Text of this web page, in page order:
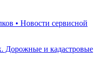
• Новости сервисной
Дорожные и кадастровые